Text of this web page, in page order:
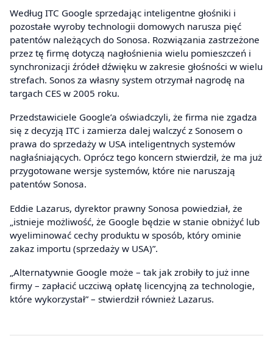
Według ITC Google sprzedając inteligentne głośniki i
pozostałe wyroby technologii domowych narusza pięć
patentów należących do Sonosa. Rozwiązania zastrzeżone
przez tę firmę dotyczą nagłośnienia wielu pomieszczeń i
synchronizacji źródeł dźwięku w zakresie głośności w wielu
strefach. Sonos za własny system otrzymał nagrodę na
targach CES w 2005 roku.
Przedstawiciele Google’a oświadczyli, że firma nie zgadza
się z decyzją ITC i zamierza dalej walczyć z Sonosem o
prawa do sprzedaży w USA inteligentnych systemów
nagłaśniających. Oprócz tego koncern stwierdził, że ma już
przygotowane wersje systemów, które nie naruszają
patentów Sonosa.
Eddie Lazarus, dyrektor prawny Sonosa powiedział, że
„istnieje możliwość, że Google będzie w stanie obniżyć lub
wyeliminować cechy produktu w sposób, który ominie
zakaz importu (sprzedaży w USA)”.
„Alternatywnie Google może – tak jak zrobiły to już inne
firmy – zapłacić uczciwą opłatę licencyjną za technologie,
które wykorzystał” – stwierdził również Lazarus.